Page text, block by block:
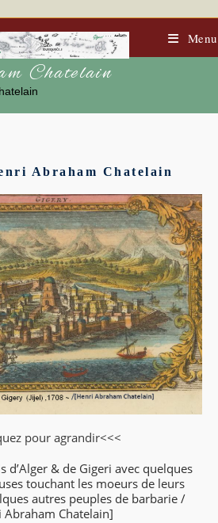
Menu
Chatelain
Abraham Chatelain
pour agrandir<<<
d’Alger & de Gigeri avec quelques
touchant les moeurs de leurs
autres peuples de barbarie /
Abraham Chatelain]